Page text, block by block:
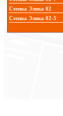
Стенка Элика 02
Стенка Элика 02-5